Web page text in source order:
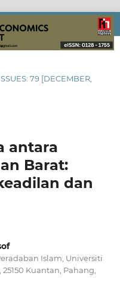
79 [DECEMBER,
antara
Barat:
dan
Islam, Universiti
Kuantan, Pahang,